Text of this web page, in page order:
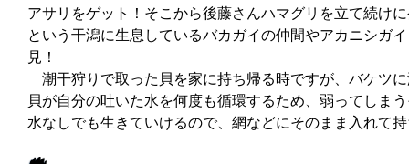
アサリをゲット！そこから後藤さんハマグリを立て続け
という干潟に生息しているバカガイの仲間やアカニシガ
見！
潮干狩りで取った貝を家に持ち帰る時ですが、バケツ
貝が自分の吐いた水を何度も循環するため、弱ってしま
水なしでも生きていけるので、網などにそのまま入れて